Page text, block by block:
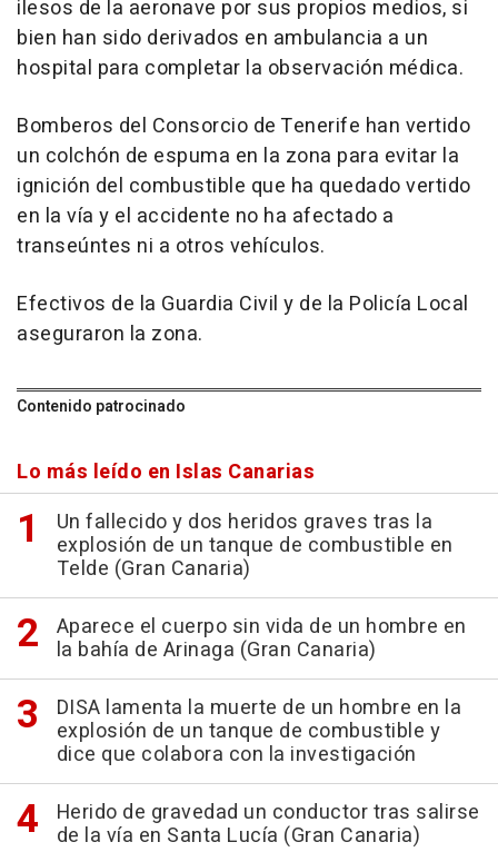
ilesos de la aeronave por sus propios medios, si
bien han sido derivados en ambulancia a un
hospital para completar la observación médica.
Bomberos del Consorcio de Tenerife han vertido
un colchón de espuma en la zona para evitar la
ignición del combustible que ha quedado vertido
en la vía y el accidente no ha afectado a
transeúntes ni a otros vehículos.
Efectivos de la Guardia Civil y de la Policía Local
aseguraron la zona.
Contenido patrocinado
Lo más leído en Islas Canarias
Un fallecido y dos heridos graves tras la
explosión de un tanque de combustible en
Telde (Gran Canaria)
Aparece el cuerpo sin vida de un hombre en
la bahía de Arinaga (Gran Canaria)
DISA lamenta la muerte de un hombre en la
explosión de un tanque de combustible y
dice que colabora con la investigación
Herido de gravedad un conductor tras salirse
de la vía en Santa Lucía (Gran Canaria)